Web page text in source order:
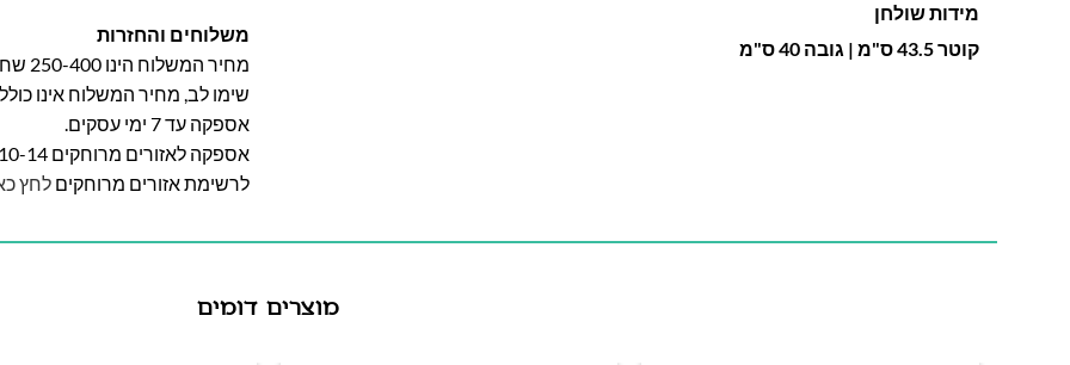
מידות שולחן
קוטר 43.5 ס"מ | גובה 40 ס"מ
משלוחים והחזרות
מחיר המשלוח הינו 250-400 שח וייקבע על פי אזור מגוריכם.
שימו לב, מחיר המשלוח אינו
אספקה עד 7 ימי עסקים.
אספקה לאזורים מרוחקים 10-14 ימי עסקים
לרשימת אזורים מרוחקים לחץ
מוצרים דומים